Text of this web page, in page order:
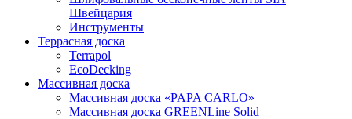
Швейцария
Инструменты
Террасная доска
Terrapol
EcoDecking
Массивная доска
Массивная доска «PAPA CARLO»
Массивная доска GREENLine Solid